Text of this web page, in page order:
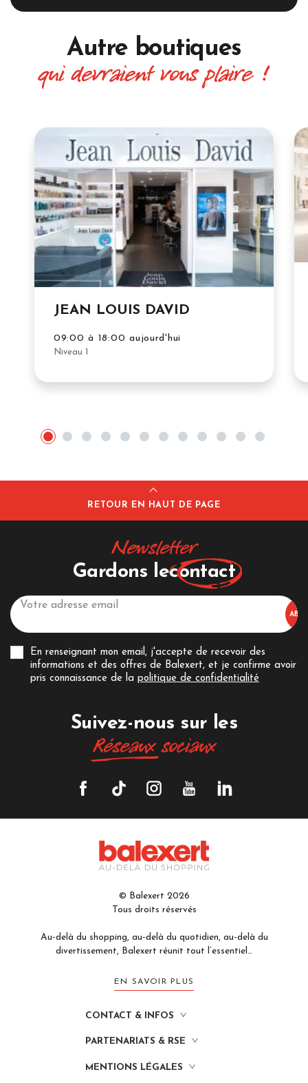
Autre boutiques
qui devraient vous plaire !
JEAN LOUIS DAVID
09:00 à 18:00 aujourd'hui
Niveau 1
RETOUR EN HAUT DE PAGE
Newsletter
Gardons lecontact
En renseignant mon email, j'accepte de recevoir des
informations et des offres de Balexert, et je confirme avoir
pris connaissance de la politique de confidentialité
Suivez-nous sur les
Réseauxsociaux
© Balexert 2026
Tous droits réservés
Au-delà du shopping, au-delà du quotidien, au-delà du
divertissement, Balexert réunit tout l’essentiel…
EN SAVOIR PLUS
CONTACT & INFOS
PARTENARIATS & RSE
MENTIONS LÉGALES